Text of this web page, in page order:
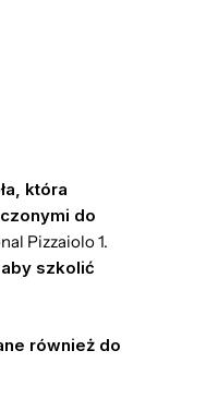
która
do
Pizzaiolo 1.
szkolić
również do